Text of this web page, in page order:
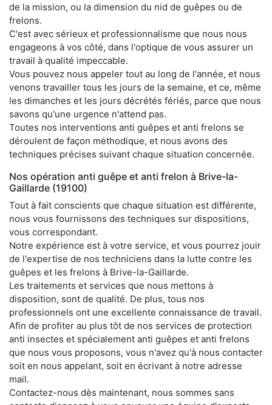
de la mission, ou la dimension du nid de guêpes ou de
frelons.
C'est avec sérieux et professionnalisme que nous nous
engageons à vos côté, dans l'optique de vous assurer un
travail à qualité impeccable.
Vous pouvez nous appeler tout au long de l'année, et nous
venons travailler tous les jours de la semaine, et ce, même
les dimanches et les jours décrétés fériés, parce que nous
savons qu'une urgence n'attend pas.
Toutes nos interventions anti guêpes et anti frelons se
déroulent de façon méthodique, et nous avons des
techniques précises suivant chaque situation concernée.
Nos opération anti guêpe et anti frelon à Brive-la-
Gaillarde (19100)
Tout à fait conscients que chaque situation est différente,
nous vous fournissons des techniques sur dispositions,
vous correspondant.
Notre expérience est à votre service, et vous pourrez jouir
de l'expertise de nos techniciens dans la lutte contre les
guêpes et les frelons à Brive-la-Gaillarde.
Les traitements et services que nous mettons à
disposition, sont de qualité. De plus, tous nos
professionnels ont une excellente connaissance de travail.
Afin de profiter au plus tôt de nos services de protection
anti insectes et spécialement anti guêpes et anti frelons
que nous vous proposons, vous n'avez qu'à nous contacter
soit en nous appelant, soit en écrivant à notre adresse
mail.
Contactez-nous dès maintenant, nous sommes sans